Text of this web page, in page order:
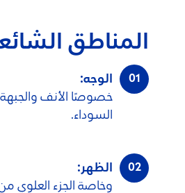
المناطق
الوجه:
السوداء.
الظهر:
وخاصة الجزء العلوي